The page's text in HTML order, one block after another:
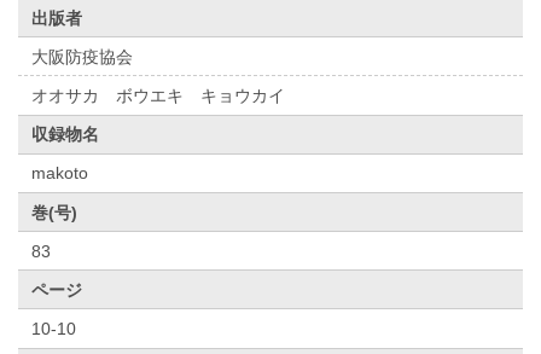
出版者
大阪防疫協会
オオサカ ボウエキ キョウカイ
収録物名
makoto
巻(号)
83
ページ
10-10